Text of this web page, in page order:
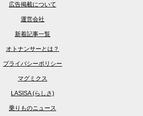
広告掲載について
運営会社
新着記事一覧
オトナンサーとは？
プライバシーポリシー
マグミクス
LASISA (らしさ)
乗りものニュース